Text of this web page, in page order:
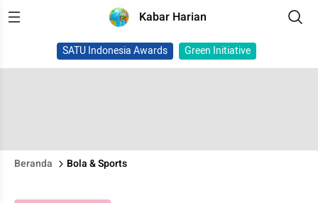
Kabar Harian
SATU Indonesia Awards Green Initiative
Beranda Bola & Sports